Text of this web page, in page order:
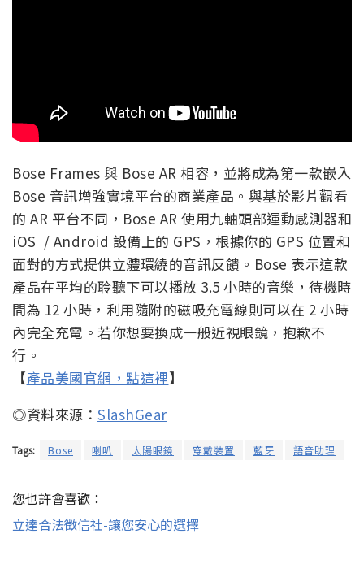
Bose Frames 與 Bose AR 相容，並將成為第一款嵌入
Bose 音訊增強實境平台的商業產品。與基於影片觀看
的 AR 平台不同，Bose AR 使用九軸頭部運動感測器和
iOS / Android 設備上的 GPS，根據你的 GPS 位置和
面對的方式提供立體環繞的音訊反饋。Bose 表示這款
產品在平均的聆聽下可以播放 3.5 小時的音樂，待機時
間為 12 小時，利用隨附的磁吸充電線則可以在 2 小時
內完全充電。若你想要換成一般近視眼鏡，抱歉不
行。
【產品美國官網，點這裡】
◎資料來源： SlashGear
Tags: Bose 喇叭 太陽眼鏡 穿戴裝置 藍牙 語音助理
您也許會喜歡：
立達合法徵信社-讓您安心的選擇